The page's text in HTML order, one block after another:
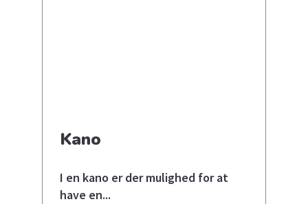
Kano
I en kano er der mulighed for at
have en...